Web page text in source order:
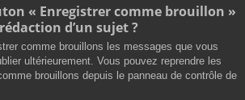
« Enregistrer comme brouillon »
d’un sujet ?
comme brouillons les messages que vous
ultérieurement. Vous pouvez reprendre les
brouillons depuis le panneau de contrôle de